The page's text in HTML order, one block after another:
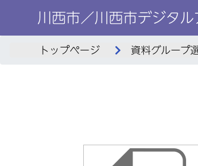
川西市／川西市デジタ
トップページ 資料グループ